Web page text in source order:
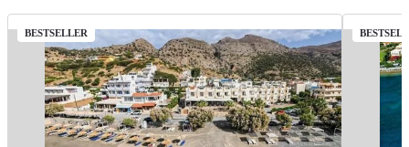
BESTSELLER